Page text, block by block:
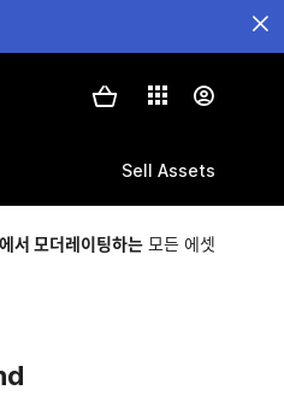
Sell Assets
서 모더레이팅하는 모든 에셋